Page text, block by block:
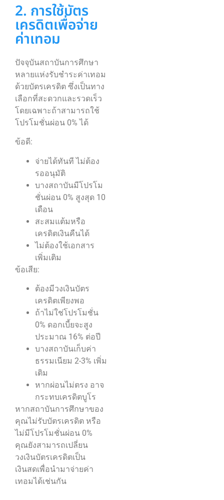
2. การใช้บัตร
เครดิตเพื่อจ่าย
ค่าเทอม
ปัจจุบันสถาบันการศึกษา
หลายแห่งรับชำระค่าเทอม
ด้วยบัตรเครดิต ซึ่งเป็นทาง
เลือกที่สะดวกและรวดเร็ว
โดยเฉพาะถ้าสามารถใช้
โปรโมชั่นผ่อน 0% ได้
ข้อดี:
จ่ายได้ทันที ไม่ต้อง
รออนุมัติ
บางสถาบันมีโปรโม
ชั่นผ่อน 0% สูงสุด 10
เดือน
สะสมแต้มหรือ
เครดิตเงินคืนได้
ไม่ต้องใช้เอกสาร
เพิ่มเติม
ข้อเสีย:
ต้องมีวงเงินบัตร
เครดิตเพียงพอ
ถ้าไม่ใช่โปรโมชั่น
0% ดอกเบี้ยจะสูง
ประมาณ 16% ต่อปี
บางสถาบันเก็บค่า
ธรรมเนียม 2-3% เพิ่ม
เติม
หากผ่อนไม่ตรง อาจ
กระทบเครดิตบูโร
หากสถาบันการศึกษาของ
คุณไม่รับบัตรเครดิต หรือ
ไม่มีโปรโมชั่นผ่อน 0%
คุณยังสามารถเปลี่ยน
วงเงินบัตรเครดิตเป็น
เงินสดเพื่อนำมาจ่ายค่า
เทอมได้เช่นกัน